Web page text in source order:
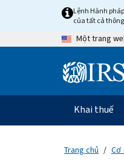
content
Lệnh Hành
của tất cả
Một trang
Điều
hướng
chính
Khai thuế
Trang chủ Cơ